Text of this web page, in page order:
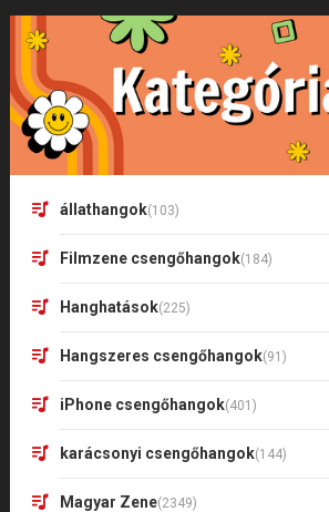
állathangok(103)
Filmzene csengőhangok(184)
Hanghatások(225)
Hangszeres csengőhangok(91)
iPhone csengőhangok(401)
karácsonyi csengőhangok(144)
Magyar Zene(2349)